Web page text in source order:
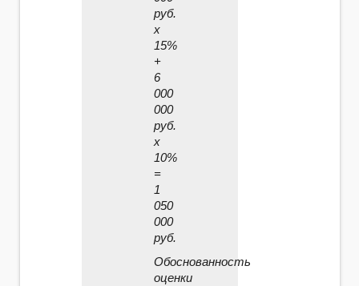
руб.
x
15%
+
6
000
000
руб.
x
10%
=
1
050
000
руб.
Обоснованность
оценки